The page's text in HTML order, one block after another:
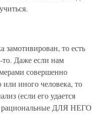
замотивирован, то есть
то. Даже если нам
совершенно
или иного человека, то
(если его удается
рациональные ДЛЯ НЕГО